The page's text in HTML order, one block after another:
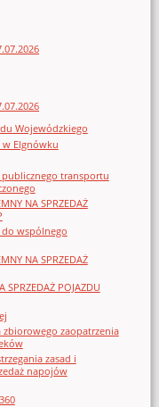
Wojewódzkiego
w Elgnówku
publicznego transportu
NA SPRZEDAŻ
do wspólnego
NA SPRZEDAŻ
SPRZEDAŻ POJAZDU
zaopatrzenia
zasad i
napojów